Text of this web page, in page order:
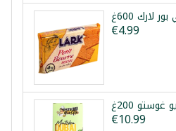
لارك 600غ
€4.99
€10.99